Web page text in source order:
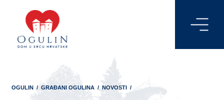
OGULIN / GRAĐANI OGULINA / NOVOSTI /